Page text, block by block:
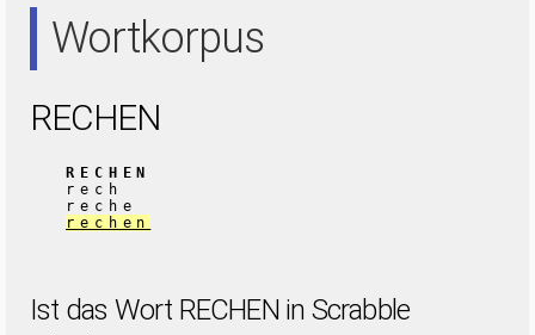
Wortkorpus
RECHEN
RECHEN
rech
reche
rechen
Ist das Wort RECHEN in Scrabble